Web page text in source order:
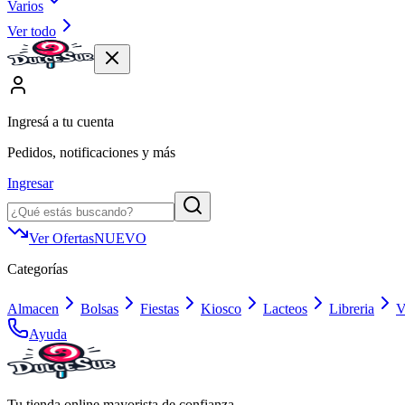
Varios
Ver todo
Ingresá a tu cuenta
Pedidos, notificaciones y más
Ingresar
Ver OfertasNUEVO
Categorías
Almacen Bolsas Fiestas Kiosco Lacteos Libreria
Ayuda